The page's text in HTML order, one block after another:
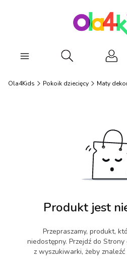
Otwórz
Ola4Kids Pokoik dziecięcy Maty
Produkt jest
Przepraszamy, produkt,
niedostępny. Przejdź do
z wyszukiwarki, żeby